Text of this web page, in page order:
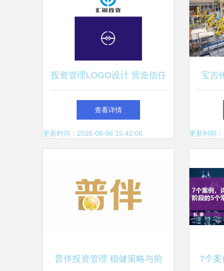
投资管理LOGO设计 营造信任
感与进取精神的重要性
查看详情
更新时间：2026-08-06 15:42:06
宝吉
更新时间
普伴投资管理 稳健策略与前 7个